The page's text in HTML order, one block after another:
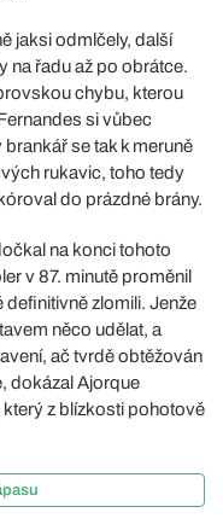
jaksi odmlčely, další
na řadu až po obrátce.
chybu, kterou
si vůbec
se tak k meruně
rukavic, toho tedy
do prázdné brány.
na konci tohoto
v 87. minutě proměnil
zlomili. Jenže
něco udělat, a
ač tvrdě obtěžován
dokázal Ajorque
z blízkosti pohotově